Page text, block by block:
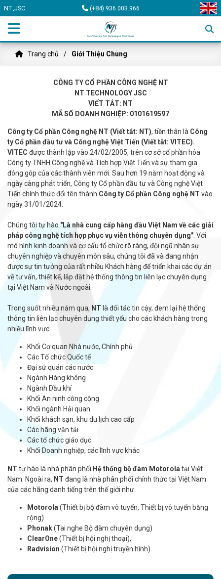
NT.,JSC (+84) 936.003.966
Trang chủ Giới Thiệu Chung
CÔNG TY CỔ PHẦN CÔNG NGHỆ NT
NT TECHNOLOGY JSC
VIẾT TẮT: NT
MÃ SỐ DOANH NGHIỆP: 0101619597
Công ty Cổ phần Công nghệ NT (Viết tắt: NT), tiền thân là Công
ty Cổ phần đầu tư và Công nghệ Việt Tiến (Viết tắt: VITEC).
VITEC được thành lập vào 24/02/2005, trên cơ sở cổ phần hóa
Công ty TNHH Công nghệ và Tích hợp Việt Tiến và sự tham gia
đóng góp của các thành viên mới. Sau hơn 19 năm hoạt động và
ngày càng phát triển, Công ty Cổ phần đầu tư và Công nghệ Việt
Tiến chính thức đổi tên thành Công ty Cổ phần Công nghệ NT vào
ngày 31/01/2024.
Chúng tôi tự hào "Là nhà cung cấp hàng đầu Việt Nam về các giải
pháp công nghệ tích hợp phục vụ viễn thông chuyên dụng" . Với
mô hình kinh doanh và cơ cấu tổ chức rõ ràng, đội ngũ nhân sự
chuyên nghiệp và chuyên môn sâu, chúng tôi đã và đang nhận
được sự tin tưởng của rất nhiều Khách hàng để triển khai các dự án
về tư vấn, thiết kế, lắp đặt hệ thống thông tin liên lạc chuyên dụng
tại Việt Nam và Nước ngoài.
Trong suốt nhiều năm qua, NT là đối tác tin cậy, đem lại hệ thống
thông tin liên lạc chuyên dụng thiết yếu cho các khách hàng trong
nhiều lĩnh vực:
Khối Cơ quan Nhà nước, Chính phủ
Các Tổ chức Quốc tế
Đại sứ quán các nước
Ngành Hàng không
Ngành Dầu khí
Khối An ninh công cộng
Khối ngành Hải quan
Khối khách sạn, khu du lịch cao cấp
Các hãng vận tải
Các tổ chức giáo dục
Khối Doanh nghiệp, các lĩnh vực khác
NT tự hào là nhà phân phối Hệ thống bộ đàm Motorola tại Việt
Nam. Ngoài ra, NT đang là nhà phân phối chính thức tại Việt Nam
của các hãng danh tiếng trên thế giới như:
Motorola (Thiết bị bộ đàm vô tuyến, Thiết bị vô tuyến băng
rộng)
Phonak(Tai nghe Bộ đàm chuyên dụng)
ClearOne(Thiết bị hội nghị thoại),
Radvision (Thiết bị hội nghị truyền hình)